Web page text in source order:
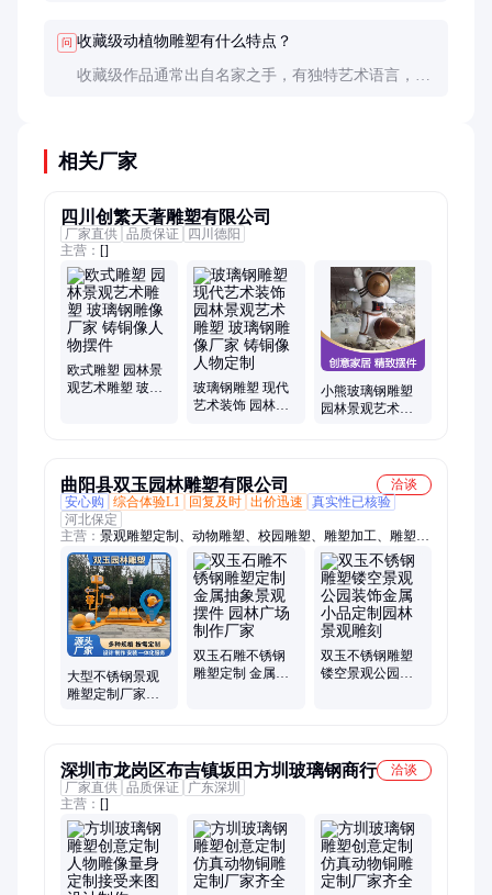
问 收藏级动植物雕塑有什么特点？
收藏级作品通常出自名家之手，有独特艺术语言，材
相关厂家
四川创繁天著雕塑有限公司
厂家直供 品质保证
四川德阳
主营： []
欧式雕塑 园林景
观艺术雕塑 玻璃
玻璃钢雕塑 现代
艺术装饰 园林景
小熊玻璃钢雕塑
园林景观艺术雕
曲阳县双玉园林雕塑有限公司
洽谈
安心购
综合体验L1 回复及时 出价迅速
真实性已核验
河北保定
主营： 景观雕塑定制、动物雕塑、校园雕塑、雕塑加工、雕塑安
装、不锈钢雕塑、玻璃钢雕塑、不锈钢动物雕塑、城市景观雕塑
大型不锈钢景观
雕塑定制厂家月
双玉石雕不锈钢
雕塑定制 金属抽
双玉不锈钢雕塑
镂空景观公园装
深圳市龙岗区布吉镇坂田方圳玻璃钢商行
洽谈
厂家直供 品质保证
广东深圳
主营： []